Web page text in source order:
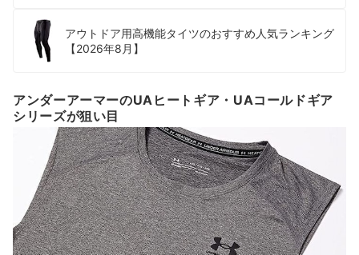
アウトドア用高機能タイツのおすすめ人気ランキング
【2026年8月】
アンダーアーマーのUAヒートギア・UAコールドギア
シリーズが狙い目